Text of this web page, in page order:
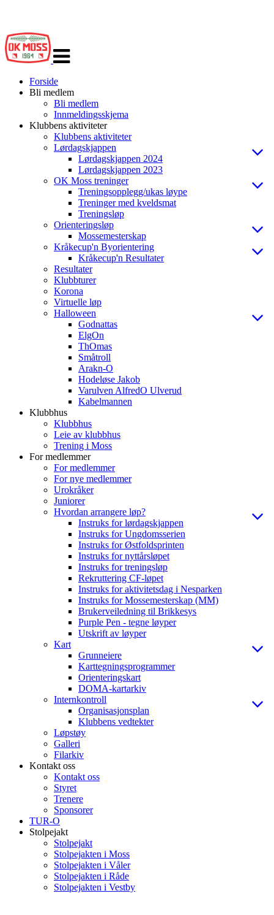
navigasjon
Forside
Bli medlem
Bli medlem
Innmeldingsskjema
Klubbens aktiviteter
Klubbens aktiviteter
Lørdagskjappen
Lørdagskjappen 2024
Lørdagskjappen 2023
OK Moss treninger
Treningsopplegg/ukas løype
Treninger med kveldsmat
Treningsløp
Orienteringsløp
Mossemesterskap
Kråkecup'n Byorientering
Kråkecup'n Resultater
Resultater
Klubbturer
Korona
Virtuelle løp
Halloween
Godnattas
ElgOn
ThOmas
Småtroll
Arakn-O
Hodeløse Jakob
Varulven AlfredO Ulverud
Kabelmannen
Klubbhus
Klubbhus
Leie av klubbhus
Trening i Moss
For medlemmer
For medlemmer
For nye medlemmer
Urokråker
Juniorer
Hvordan arrangere løp?
Instruks for lørdagskjappen
Instruks for Ungdomsserien
Instruks for Østfoldsprinten
Instruks for nyttårsløpet
Instruks for treningsløp
Rekruttering CF-løpet
Instruks for aktivitetsdag i Nesparken
Instruks for Mossemesterskap (MM)
Brukerveiledning til Brikkesys
Purple Pen - tegne løyper
Utskrift av løyper
Kart
Grunneiere
Karttegningsprogrammer
Orienteringskart
DOMA-kartarkiv
Internkontroll
Organisasjonsplan
Klubbens vedtekter
Løpstøy
Galleri
Filarkiv
Kontakt oss
Kontakt oss
Styret
Trenere
Sponsorer
TUR-O
Stolpejakt
Stolpejakt
Stolpejakten i Moss
Stolpejakten i Våler
Stolpejakten i Råde
Stolpejakten i Vestby